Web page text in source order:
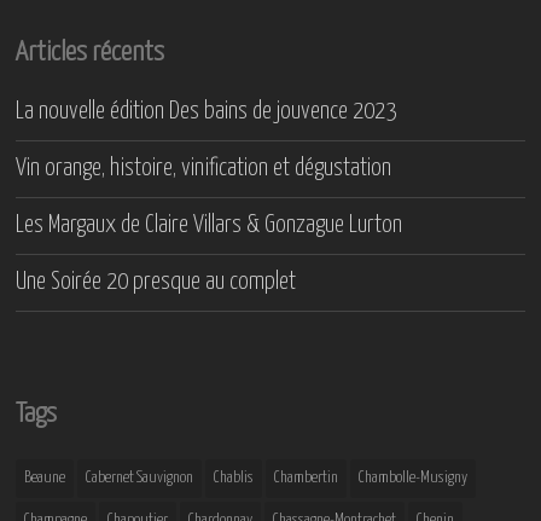
Articles récents
La nouvelle édition Des bains de jouvence 2023
Vin orange, histoire, vinification et dégustation
Les Margaux de Claire Villars & Gonzague Lurton
Une Soirée 20 presque au complet
Tags
Beaune Cabernet Sauvignon Chablis Chambertin Chambolle-Musigny